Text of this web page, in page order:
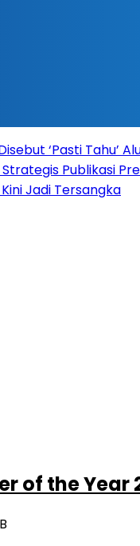
‘Pasti Tahu’
Publikasi
Jadi Tersangka
of the